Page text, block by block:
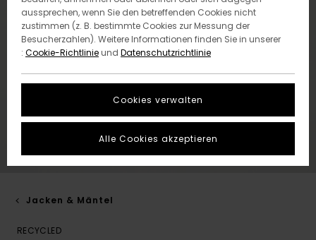
Jacken & Mäntel
RECYCLED
aussprechen, wenn Sie den betreffenden Cookies nicht
zustimmen (z. B. bestimmte Cookies zur Messung der
Besucherzahlen). Weitere Informationen finden Sie in unserer
: Cookie-Richtlinieund Datenschutzrichtlinie
Cookies verwalten
Alle Cookies akzeptieren